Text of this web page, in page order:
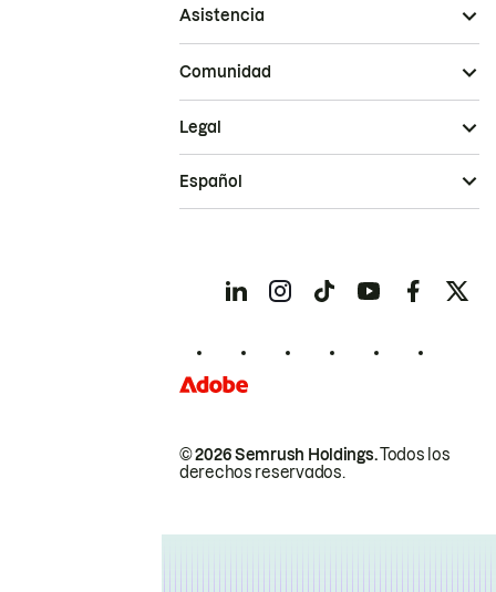
Asistencia
Comunidad
© 2026 Semrush Holdings.Todos los
derechos reservados.
Legal
Español